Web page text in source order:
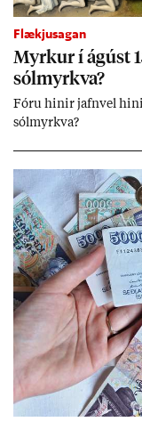
Flækjusagan
Myrk­ur í ág­úst
sól­myrkva?
Fóru hinir jafn­vel
sól­myrkva?